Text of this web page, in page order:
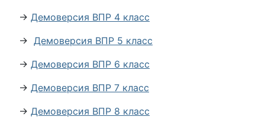
→ Демоверсия ВПР 4 класс
→ Демоверсия ВПР 5 класс
→ Демоверсия ВПР 6 класс
→ Демоверсия ВПР 7 класс
→ Демоверсия ВПР 8 класс